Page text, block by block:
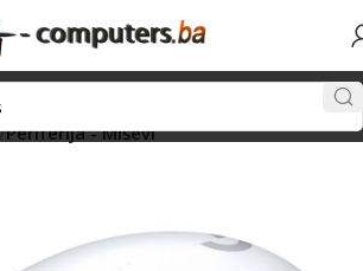
Periferija - Miševi